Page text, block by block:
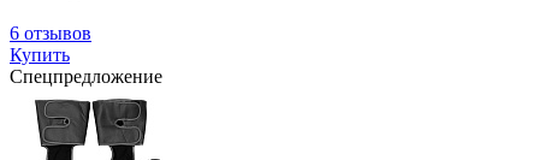
6 отзывов
Купить
Спецпредложение